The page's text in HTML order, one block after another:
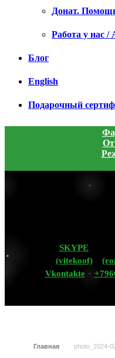
Донат.
Работа у нас /
Блог
English
Подарочный
SKYPE
(vitekoof)
Vkontakte
Главная photo_2024-